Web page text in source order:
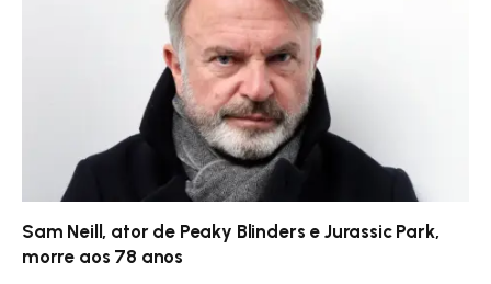
Sam Neill, ator de Peaky Blinders e Jurassic Park,
morre aos 78 anos